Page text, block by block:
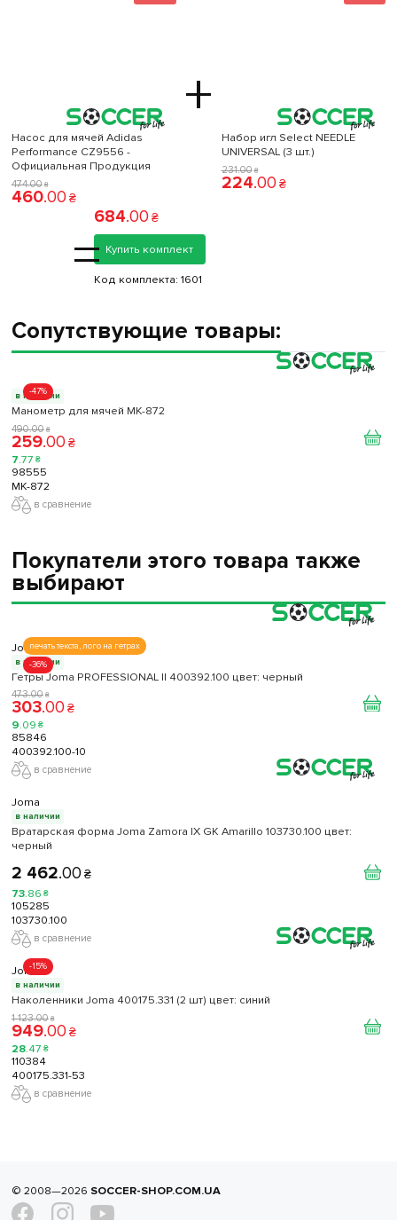
+
Насос для мячей Adidas
Performance CZ9556 -
Официальная Продукция
474.00 ₴
460.00 ₴
Набор игл Select NEEDLE
UNIVERSAL (3 шт.)
231.00 ₴
224.00 ₴
=
684.00 ₴
Купить комплект
Код комплекта: 1601
Сопутствующие товары:
-47%
в наличии
Манометр для мячей МК-872
490.00 ₴
259.00 ₴
7.77 ₴
98555
МК-872
в сравнение
Покупатели этого товара также
выбирают
печать текста, лого на гетрах
-36%
Joma
в наличии
Гетры Joma PROFESSIONAL II 400392.100 цвет: черный
473.00 ₴
303.00 ₴
9.09 ₴
85846
400392.100-10
в сравнение
Joma
в наличии
Вратарская форма Joma Zamora IX GK Amarillo 103730.100 цвет:
черный
2 462.00 ₴
73.86 ₴
105285
103730.100
в сравнение
-15%
Joma
в наличии
Наколенники Joma 400175.331 (2 шт) цвет: синий
1 123.00 ₴
949.00 ₴
28.47 ₴
110384
400175.331-53
в сравнение
© 2008—2026 SOCCER-SHOP.COM.UA